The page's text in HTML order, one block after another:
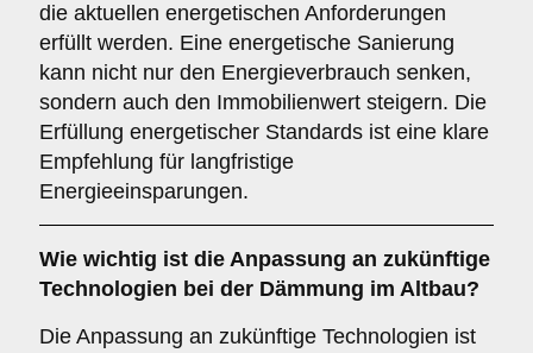
die aktuellen energetischen Anforderungen
erfüllt werden. Eine energetische Sanierung
kann nicht nur den Energieverbrauch senken,
sondern auch den Immobilienwert steigern. Die
Erfüllung energetischer Standards ist eine klare
Empfehlung für langfristige
Energieeinsparungen.
Wie wichtig ist die Anpassung an zukünftige
Technologien bei der Dämmung im Altbau?
Die Anpassung an zukünftige Technologien ist